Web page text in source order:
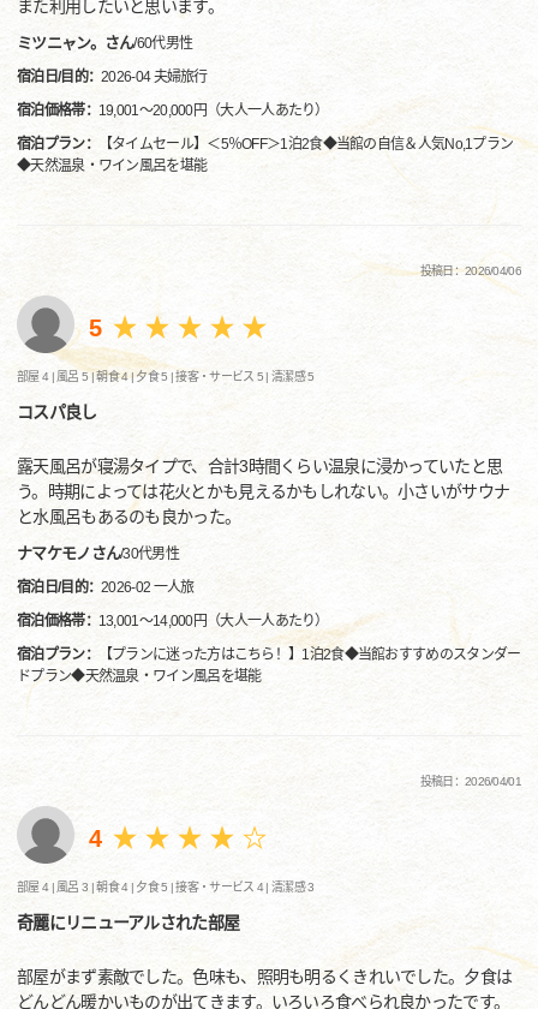
また利用したいと思います。
ミツニャン。さん/60代男性
宿泊日/目的：2026-04 夫婦旅行
宿泊価格帯： 19,001～20,000円（大人一人あたり）
宿泊プラン：
【タイムセール】＜5％OFF＞1泊2食◆当館の自信＆人気No,1プラン
◆天然温泉・ワイン風呂を堪能
投稿日：2026/04/06
5
部屋 4 | 風呂 5 |朝食 4 |夕食 5 |接客・サービス 5 |清潔感 5
コスパ良し
露天風呂が寝湯タイプで、合計3時間くらい温泉に浸かっていたと思
う。時期によっては花火とかも見えるかもしれない。小さいがサウナ
と水風呂もあるのも良かった。
ナマケモノさん/30代男性
宿泊日/目的：2026-02 一人旅
宿泊価格帯： 13,001～14,000円（大人一人あたり）
宿泊プラン：
【プランに迷った方はこちら！】1泊2食◆当館おすすめのスタンダー
ドプラン◆天然温泉・ワイン風呂を堪能
投稿日：2026/04/01
4
部屋 4 | 風呂 3 |朝食 4 | 夕食 5 |接客・サービス 4 |清潔感 3
奇麗にリニューアルされた部屋
部屋がまず素敵でした。色味も、照明も明るくきれいでした。夕食は
どんどん暖かいものが出てきます。いろいろ食べられ良かったです。